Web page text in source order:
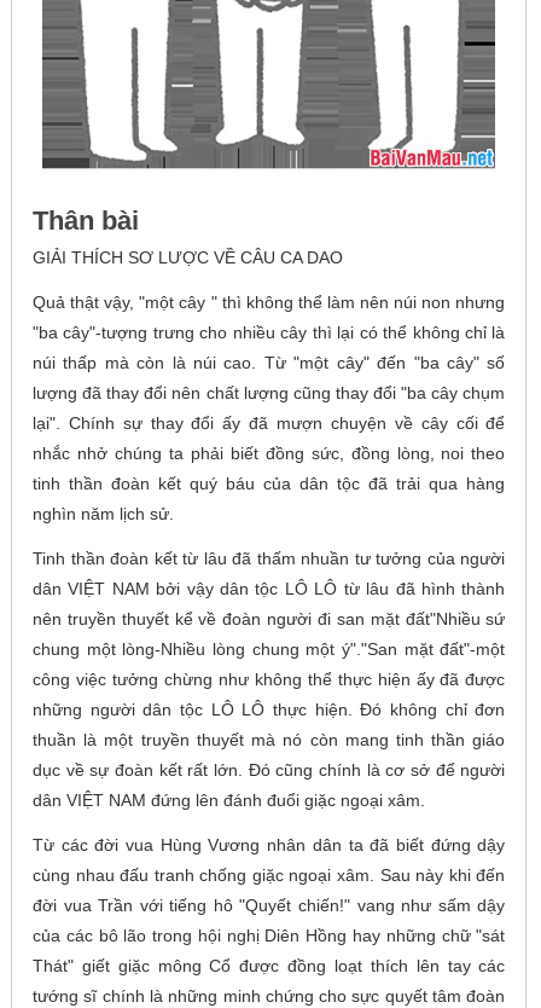
Thân bài
GIẢI THÍCH SƠ LƯỢC VỀ CÂU CA DAO
Quả thật vậy, "một cây " thì không thể làm nên núi non nhưng
"ba cây"-tượng trưng cho nhiều cây thì lại có thể không chỉ là
núi thấp mà còn là núi cao. Từ "một cây" đến "ba cây" số
lượng đã thay đổi nên chất lượng cũng thay đổi "ba cây chụm
lại". Chính sự thay đổi ấy đã mượn chuyện về cây cối để
nhắc nhở chúng ta phải biết đồng sức, đồng lòng, noi theo
tinh thần đoàn kết quý báu của dân tộc đã trải qua hàng
nghìn năm lịch sử.
Tinh thần đoàn kết từ lâu đã thấm nhuần tư tưởng của người
dân VIỆT NAM bởi vậy dân tộc LÔ LÔ từ lâu đã hình thành
nên truyền thuyết kể về đoàn người đi san mặt đất"Nhiều sứ
chung một lòng-Nhiều lòng chung một ý"."San mặt đất"-một
công việc tưởng chừng như không thể thực hiện ấy đã được
những người dân tộc LÔ LÔ thực hiện. Đó không chỉ đơn
thuần là một truyền thuyết mà nó còn mang tinh thần giáo
dục về sự đoàn kết rất lớn. Đó cũng chính là cơ sở để người
dân VIỆT NAM đứng lên đánh đuổi giặc ngoại xâm.
Từ các đời vua Hùng Vương nhân dân ta đã biết đứng dậy
cùng nhau đấu tranh chống giặc ngoại xâm. Sau này khi đến
đời vua Trần với tiếng hô "Quyết chiến!" vang như sấm dậy
của các bô lão trong hội nghị Diên Hồng hay những chữ "sát
Thát" giết giặc mông Cổ được đồng loạt thích lên tay các
tướng sĩ chính là những minh chứng cho sực quyết tâm đoàn